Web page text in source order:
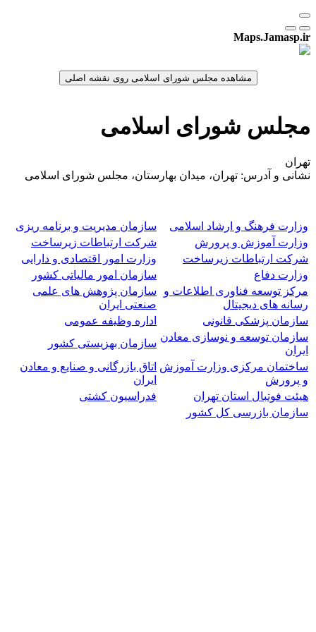
Maps.Jamasp.ir
مجلس شورای اسلامی
تهران
نشانی و آدرس: تهران، میدان بهارستان، مجلس شورای اسلامی
وزارت فرهنگ و ارشاد اسلامی
سازمان مدیریت و برنامه ریزی
وزارت آموزش و پرورش
شرکت ارتباطات زیرساخت
شرکت ارتباطات زیرساخت
وزارت امور اقتصادی و دارایی
وزارت دفاع
سازمان امور مالیاتی کشور
مرکز توسعه فناوری اطلاعات و
رسانه های دیجیتال
سازمان پژوهش های علمی
صنعتی ایران
سازمان پزشکی قانونی
اداره وظیفه عمومی
سازمان توسعه و نوسازی معادن
ایران
سازمان بهزیستی کشور
ساختمان مرکزی وزارت آموزش
و پرورش
اتاق بازرگانی و صنایع و معادن
ایران
هیئت فوتبال استان تهران
فدراسیون کشتی
سازمان بازرسی کل کشور